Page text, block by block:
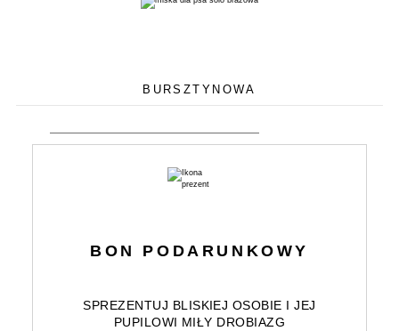
BURSZTYNOWA
BON PODARUNKOWY
SPREZENTUJ BLISKIEJ OSOBIE I JEJ
PUPILOWI MIŁY DROBIAZG